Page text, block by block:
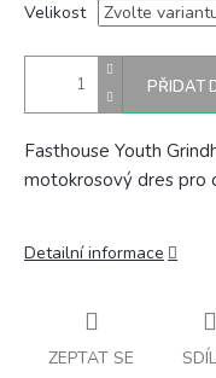
Velikost
PŘIDAT
Fasthouse Youth
motokrosový dres pro
Detailní informace
ZEPTAT SE